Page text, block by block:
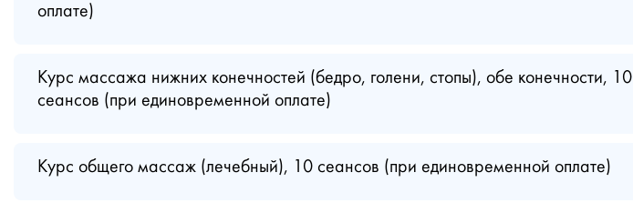
оплате)
Курс массажа нижних конечностей (бедро, голени, стопы), обе конечности, 10
сеансов (при единовременной оплате)
Курс общего массаж (лечебный), 10 сеансов (при единовременной оплате)